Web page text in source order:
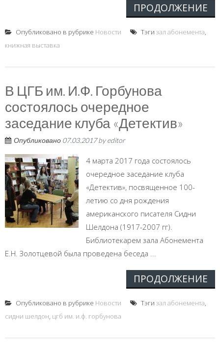
ПРОДОЛЖЕНИЕ
Опубликовано в рубрике Новости Тэги зал абонемента,
книжная выставка
В ЦГБ им. И.Ф. Горбунова
состоялось очередное
заседание клуба «Детектив»
Опубликовано 07.03.2017byeditor
4 марта 2017 года состоялось
очередное заседание клуба
«Детектив», посвященное 100-
летию со дня рождения
американского писателя Сидни
Шелдона (1917-2007 гг).
Библиотекарем зала Абонемента
Е.Н. Золотцевой была проведена беседа ...
ПРОДОЛЖЕНИЕ
Опубликовано в рубрике Новости Тэги зал абонемента,
сидни шелдон, цгб им. и.ф. горбунова